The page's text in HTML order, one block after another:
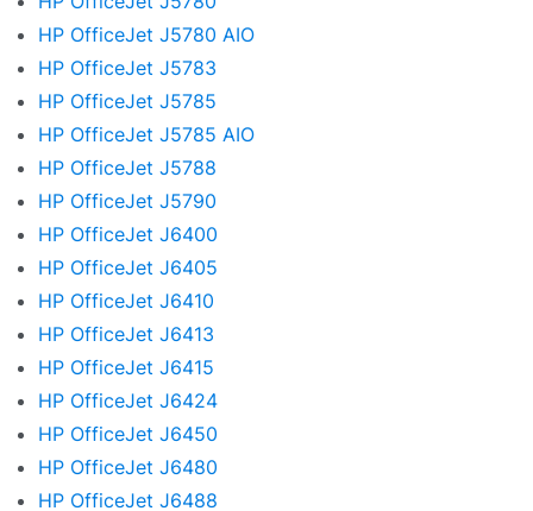
HP OfficeJet J5780 AIO
HP OfficeJet J5783
HP OfficeJet J5785
HP OfficeJet J5785 AIO
HP OfficeJet J5788
HP OfficeJet J5790
HP OfficeJet J6400
HP OfficeJet J6405
HP OfficeJet J6410
HP OfficeJet J6413
HP OfficeJet J6415
HP OfficeJet J6424
HP OfficeJet J6450
HP OfficeJet J6480
HP OfficeJet J6488